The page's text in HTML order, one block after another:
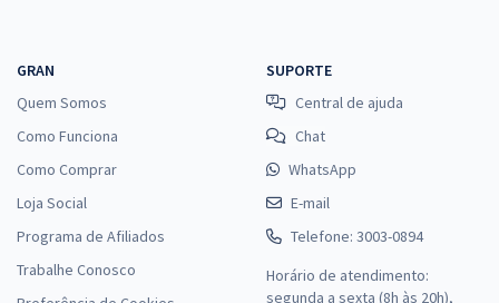
GRAN
Quem Somos
Como Funciona
Como Comprar
Loja Social
Programa de Afiliados
Trabalhe Conosco
SUPORTE
Central de ajuda
Chat
WhatsApp
E-mail
Telefone: 3003-0894
Horário de atendimento:
segunda a sexta (8h às 20h),